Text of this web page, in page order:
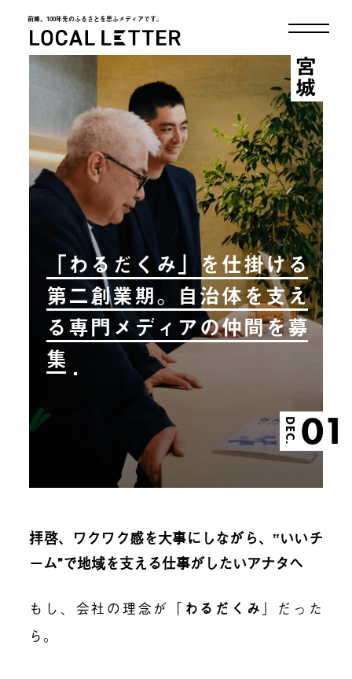
前略、100年先のふるさとを思ふメディアです。
LOCAL LETTER
「わるだくみ」を仕掛ける
第二創業期。自治体を支え
る専門メディアの仲間を募
集
DEC. 01
宮城
拝啓、ワクワク感を大事にしながら、‟いいチ
ーム”で地域を支える仕事がしたいアナタへ
もし、会社の理念が「 わるだくみ 」だった
ら。